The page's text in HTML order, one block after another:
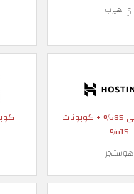
اي هيرب
خصومات حتى 85% + كوبونات
15%
هوستنجر